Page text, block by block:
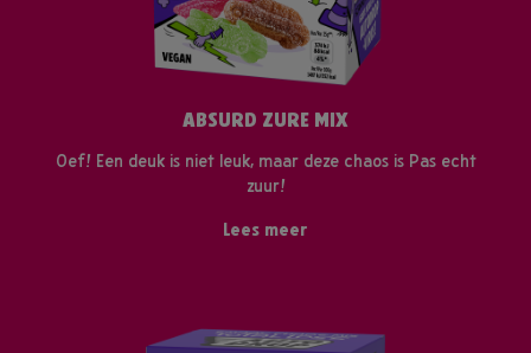
ABSURD ZURE MIX
Oef! Een deuk is niet leuk, maar deze chaos is Pas echt
zuur!
Lees meer